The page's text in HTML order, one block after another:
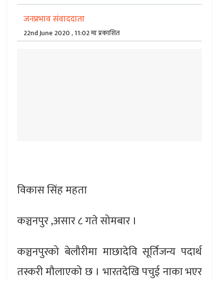
जनप्रभाव संवाददाता
22nd June 2020 , 11:02 मा प्रकाशित
विकास सिंह महता
कञ्चनपुर ,असार ८ गते सोमबार ।
कञ्चनपुरको बेलौरीमा माछादेवि सूर्तिजन्य पदार्थ
तस्करी मौलाएको छ । भारतदेखि पचुई नाका भएर